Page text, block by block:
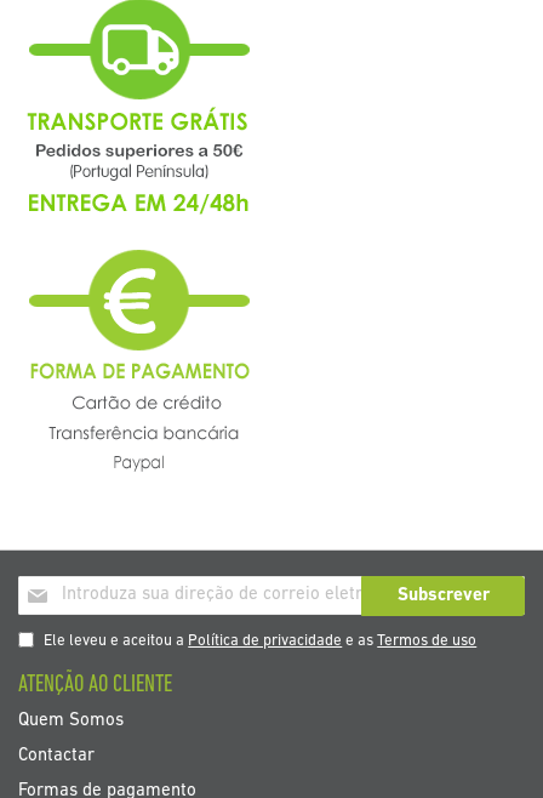
Inscrição
a
nosso
de
noticias
Subscrever
Ele leveu e aceitou a Política de privacidade e asTermos de uso
ATENÇÃO AO CLIENTE
Quem Somos
Contactar
Formas de pagamento